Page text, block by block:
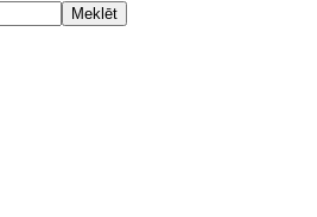
Meklēt